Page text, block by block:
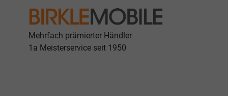
Mehrfach prämierter Händler
1a Meisterservice seit 1950